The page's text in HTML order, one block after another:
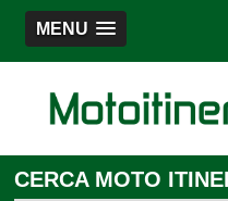
MENU
CERCA MOTO